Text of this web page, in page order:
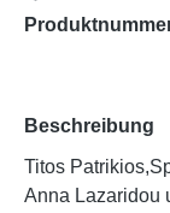
Beschreibung
Titos
Anna Lazaridou